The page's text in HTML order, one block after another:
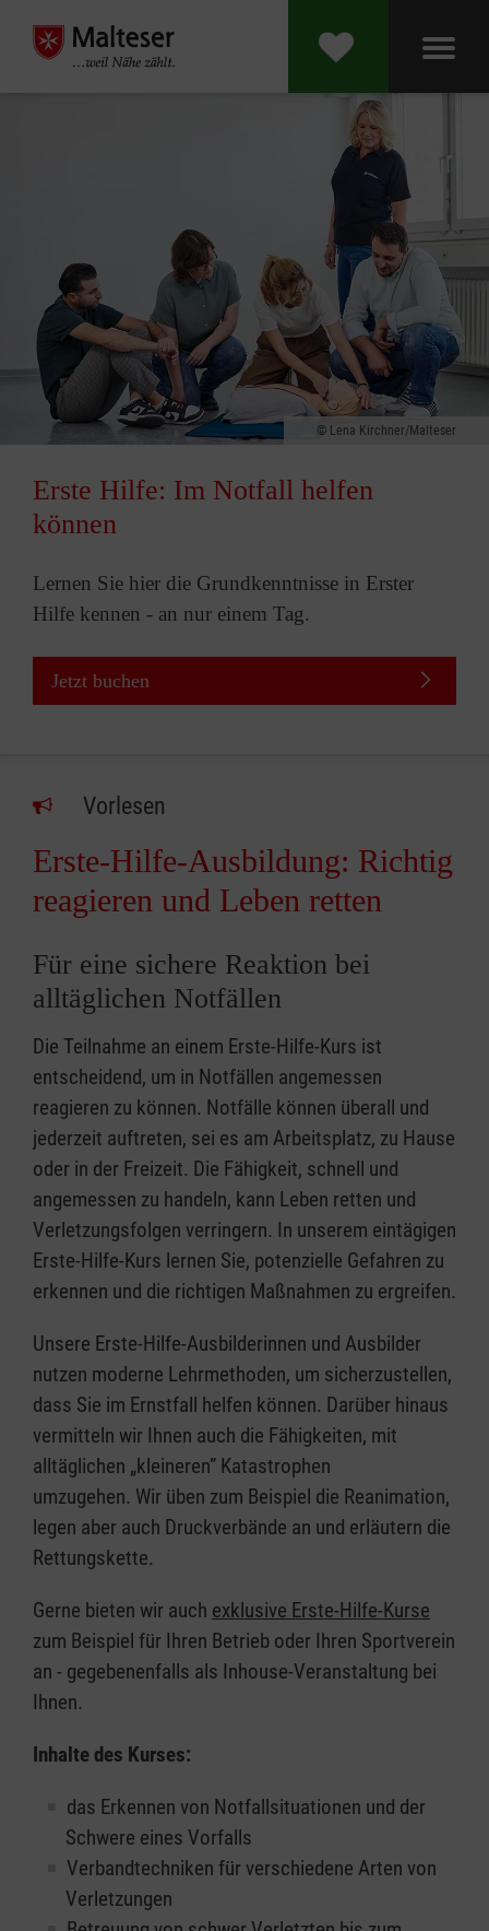
Lena Kirchner/Malteser
Erste Hilfe: Im Notfall helfen
können
Lernen Sie hier die Grundkenntnisse in Erster
Hilfe kennen - an nur einem Tag.
Jetzt buchen
Vorlesen
Erste-Hilfe-Ausbildung: Richtig
reagieren und Leben retten
Für eine sichere Reaktion bei
alltäglichen Notfällen
Die Teilnahme an einem Erste-Hilfe-Kurs ist
entscheidend, um in Notfällen angemessen
reagieren zu können. Notfälle können überall und
jederzeit auftreten, sei es am Arbeitsplatz, zu Hause
oder in der Freizeit. Die Fähigkeit, schnell und
angemessen zu handeln, kann Leben retten und
Verletzungsfolgen verringern. In unserem eintägigen
Erste-Hilfe-Kurs lernen Sie, potenzielle Gefahren zu
erkennen und die richtigen Maßnahmen zu ergreifen.
Unsere Erste-Hilfe-Ausbilderinnen und Ausbilder
nutzen moderne Lehrmethoden, um sicherzustellen,
dass Sie im Ernstfall helfen können. Darüber hinaus
vermitteln wir Ihnen auch die Fähigkeiten, mit
alltäglichen „kleineren” Katastrophen
umzugehen. Wir üben zum Beispiel die Reanimation,
legen aber auch Druckverbände an und erläutern die
Rettungskette.
Gerne bieten wir auch exklusive Erste-Hilfe-Kurse
zum Beispiel für Ihren Betrieb oder Ihren Sportverein
an - gegebenenfalls als Inhouse-Veranstaltung bei
Ihnen.
Inhalte des Kurses:
das Erkennen von Notfallsituationen und der
Schwere eines Vorfalls
Verbandtechniken für verschiedene Arten von
Verletzungen